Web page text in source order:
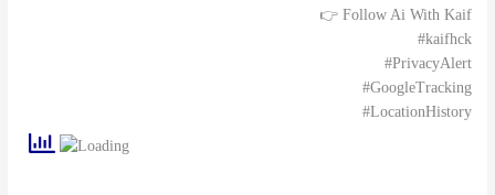
👉 Follow Ai With Kaif
#kaifhck
#PrivacyAlert
#GoogleTracking
#LocationHistory